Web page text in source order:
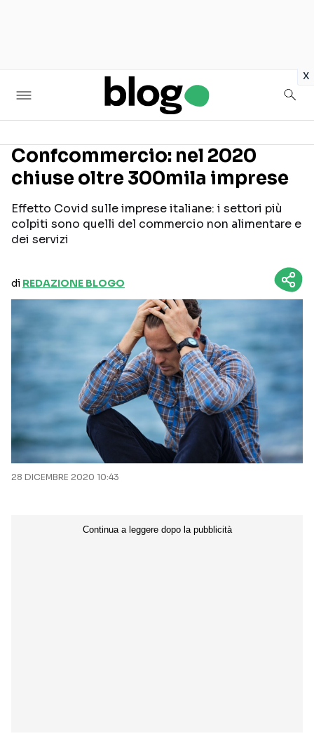
x
Seguici sui social
Confcommercio: nel 2020
chiuse oltre 300mila imprese
Effetto Covid sulle imprese italiane: i settori più
colpiti sono quelli del commercio non alimentare e
dei servizi
di REDAZIONE BLOGO
28 DICEMBRE 2020 10:43